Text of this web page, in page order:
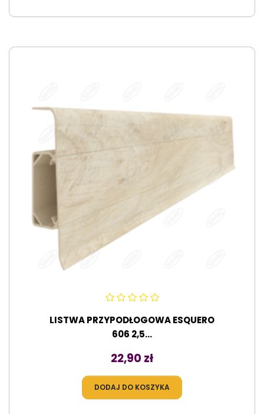
LISTWA PRZYPODŁOGOWA ESQUERO
606 2,5...
Cena
22,90 zł
DODAJ DO KOSZYKA